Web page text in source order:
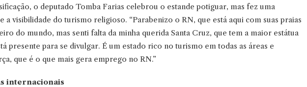
o deputado Tomba Farias celebrou o estande potiguar, mas fez uma
a visibilidade do turismo religioso. “Parabenizo o RN, que está aqui com suas praias
do mundo, mas senti falta da minha querida Santa Cruz, que tem a maior estátua
presente para se divulgar. É um estado rico no turismo em todas as áreas e
que é o que mais gera emprego no RN.”
internacionais